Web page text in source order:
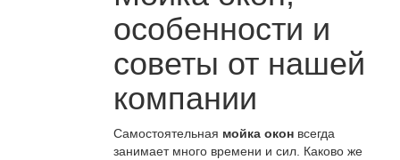
особенности и
советы от нашей
компании
Самостоятельная мойка окон всегда
занимает много времени и сил. Каково же